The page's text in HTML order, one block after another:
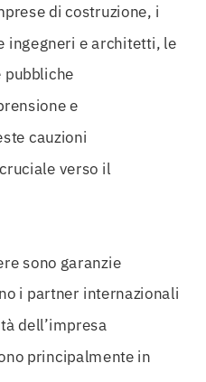
di costruzione, i
ingegneri e architetti, le
pubbliche
e
cauzioni
verso il
sono garanzie
i partner internazionali
dell’impresa
principalmente in